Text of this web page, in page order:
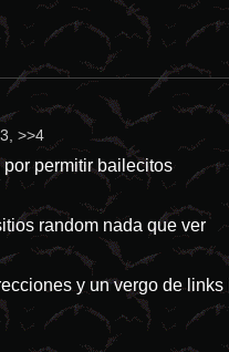
,>>4
permitir bailecitos
random nada que ver
y un vergo de